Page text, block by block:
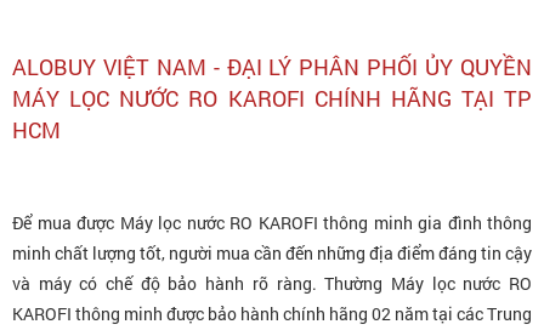
ALOBUY VIỆT NAM - ĐẠI LÝ PHÂN PHỐI ỦY QUYỀN
MÁY LỌC NƯỚC RO KAROFI CHÍNH HÃNG TẠI TP
HCM
Để mua được Máy lọc nước RO KAROFI thông minh gia đình thông
minh chất lượng tốt, người mua cần đến những địa điểm đáng tin cậy
và máy có chế độ bảo hành rõ ràng. Thường Máy lọc nước RO
KAROFI thông minh được bảo hành chính hãng 02 năm tại các Trung